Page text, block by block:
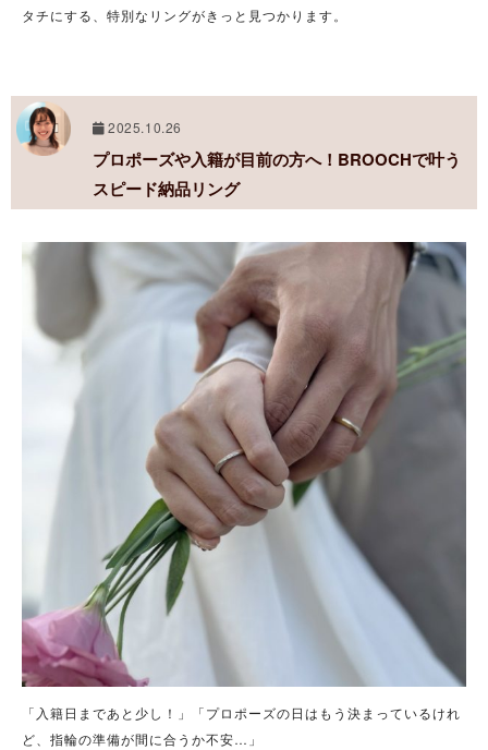
タチにする、特別なリングがきっと見つかります。
2025.10.26
プロポーズや入籍が目前の方へ！BROOCHで叶う
スピード納品リング
「入籍日まであと少し！」「プロポーズの日はもう決まっているけれ
ど、指輪の準備が間に合うか不安…」